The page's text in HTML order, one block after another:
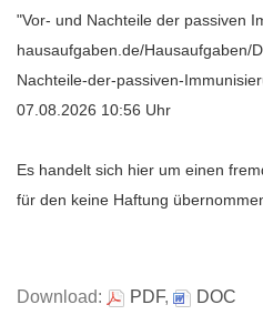
"Vor- und Nachteile der passiven
hausaufgaben.de/Hausaufgaben/
Nachteile-der-passiven-
07.08.2026 10:56 Uhr
Es handelt sich hier um einen
für den keine Haftung
Download: PDF, DOC